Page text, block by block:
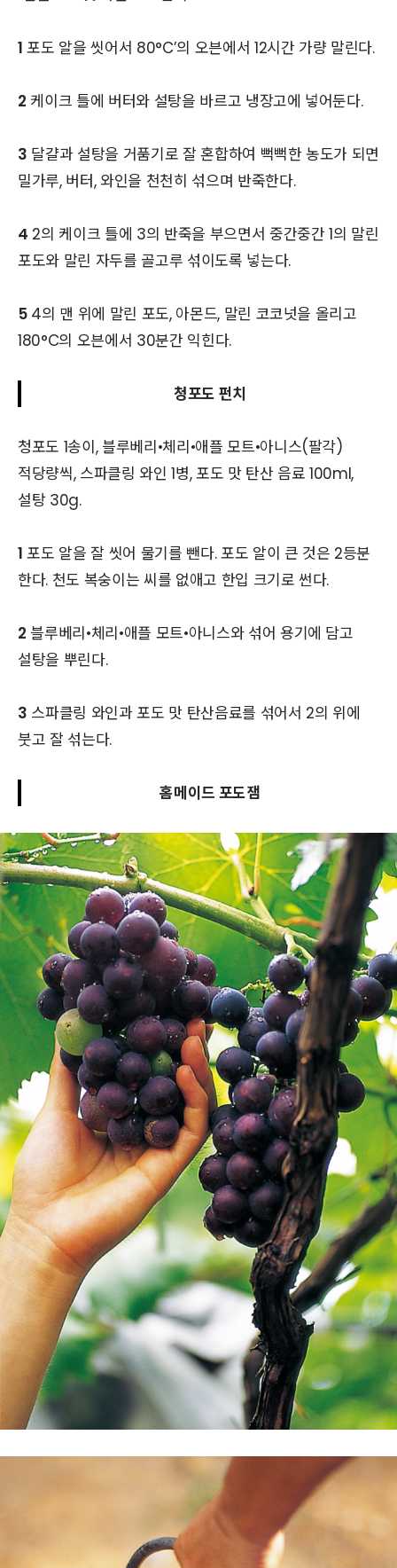
1 포도 알을 씻어서 80°C’의 오븐에서 12시간 가량 말린다.
2 케이크 틀에 버터와 설탕을 바르고 냉장고에 넣어둔다.
3 달걀과 설탕을 거품기로 잘 혼합하여 뻑뻑한 농도가 되면
밀가루, 버터, 와인을 천천히 섞으며 반죽한다.
4 2의 케이크 틀에 3의 반죽을 부으면서 중간중간 1의 말린
포도와 말린 자두를 골고루 섞이도록 넣는다.
54의 맨 위에 말린 포도, 아몬드, 말린 코코넛을 올리고
180°C의 오븐에서 30분간 익힌다.
청포도 펀치
청포도 1송이, 블루베리•체리•애플 모트•아니스(팔각)
적당량씩, 스파클링 와인 1병, 포도 맛 탄산 음료 100ml,
설탕 30g.
1 포도 알을 잘 씻어 물기를 뺀다. 포도 알이 큰 것은 2등분
한다. 천도 복숭이는 씨를 없애고 한입 크기로 썬다.
2 블루베리•체리•애플 모트•아니스와 섞어 용기에 담고
설탕을 뿌린다.
3 스파클링 와인과 포도 맛 탄산음료를 섞어서 2의 위에
붓고 잘 섞는다.
홈메이드 포도잼